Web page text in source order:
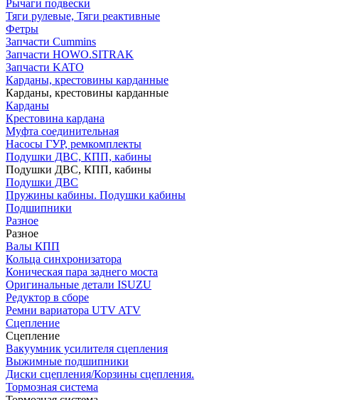
Рычаги подвески
Тяги рулевые, Тяги реактивные
Фетры
Запчасти Cummins
Запчасти HOWO.SITRAK
Запчасти KATO
Карданы, крестовины карданные
Карданы, крестовины карданные
Карданы
Крестовина кардана
Муфта соединительная
Насосы ГУР, ремкомплекты
Подушки ДВС, КПП, кабины
Подушки ДВС, КПП, кабины
Подушки ДВС
Пружины кабины. Подушки кабины
Подшипники
Разное
Разное
Валы КПП
Кольца синхронизатора
Коническая пара заднего моста
Оригинальные детали ISUZU
Редуктор в сборе
Ремни вариатора UTV ATV
Сцепление
Сцепление
Вакуумник усилителя сцепления
Выжимные подшипники
Диски сцепления/Корзины сцепления.
Тормозная система